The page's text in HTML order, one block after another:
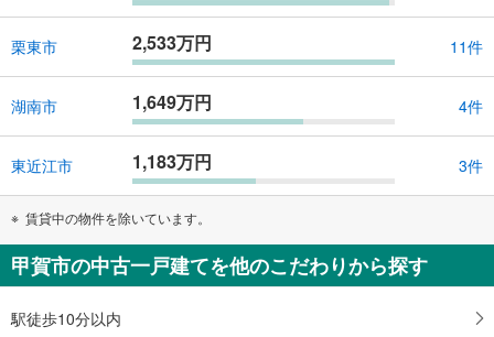
栗東市 2,533万円 11件
湖南市 1,649万円 4件
東近江市 1,183万円 3件
賃貸中の物件を除いています。
甲賀市の中古一戸建てを他のこだわりから探す
駅徒歩10分以内